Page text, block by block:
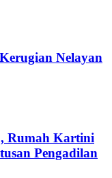
Nelayan
Rumah Kartini
Pengadilan